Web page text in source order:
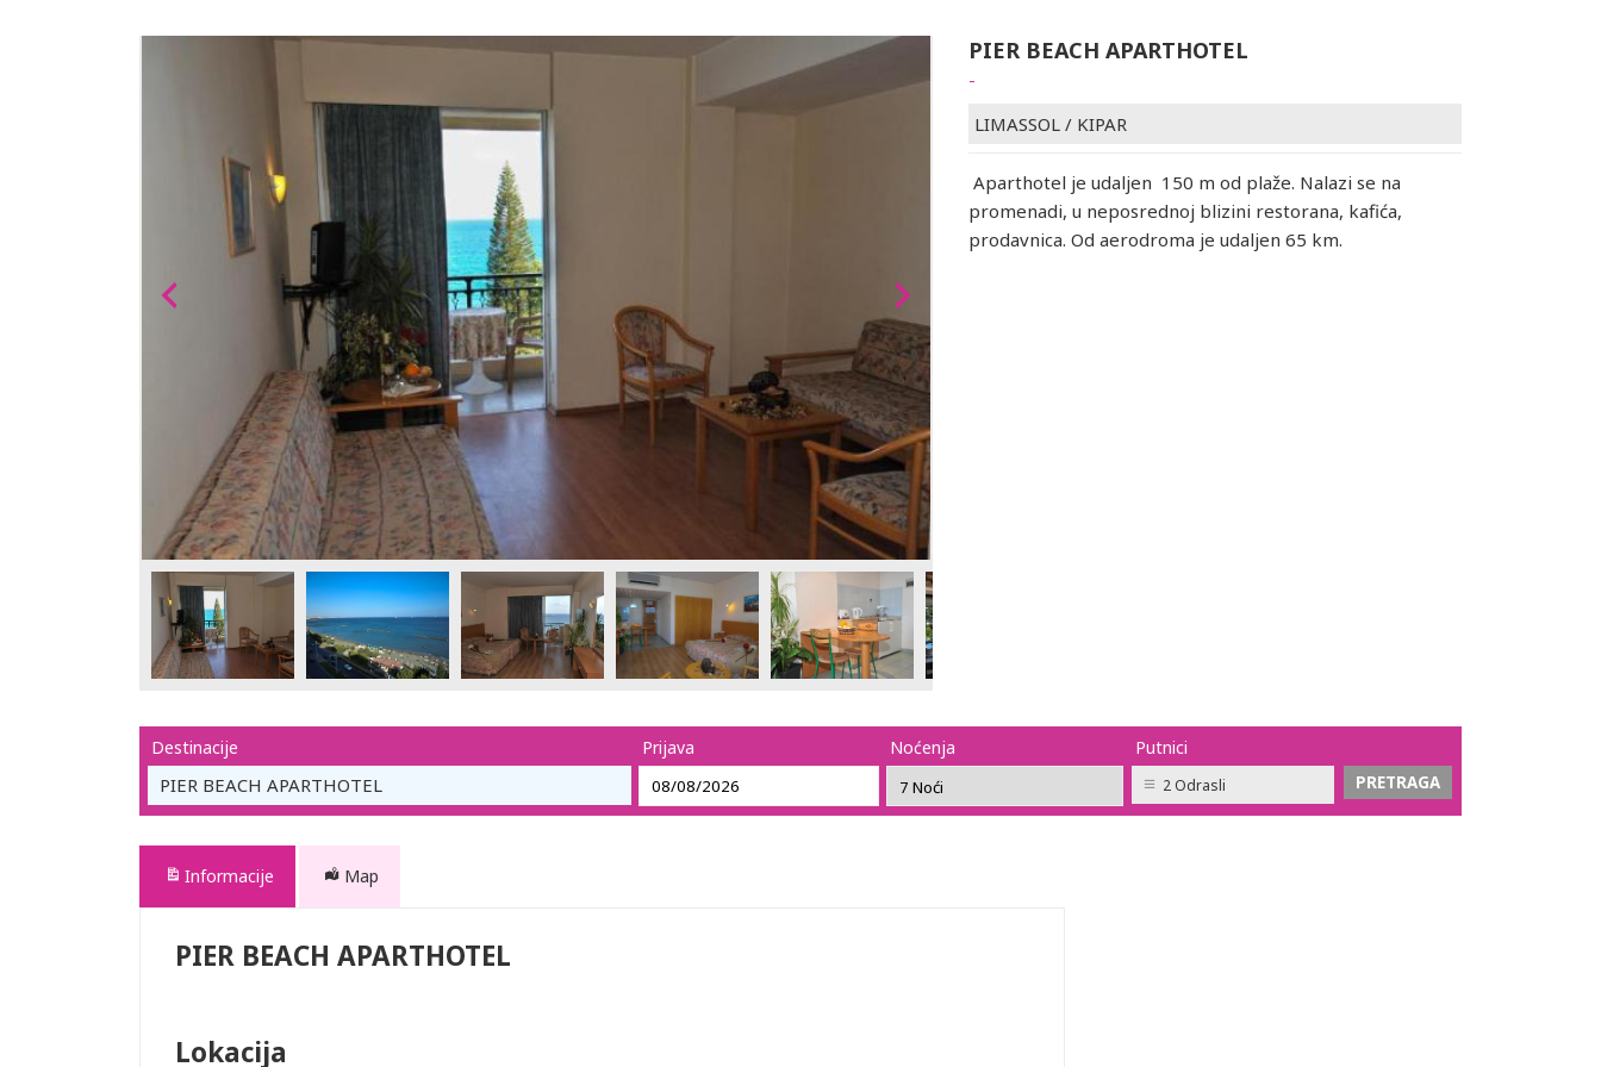
PIER BEACH APARTHOTEL
-
LIMASSOL / KIPAR
Aparthotel je udaljen 150 m od plaže. Nalazi se na
promenadi, u neposrednoj blizini restorana, kafića,
prodavnica. Od aerodroma je udaljen 65 km.
Destinacije
PIER BEACH APARTHOTEL
Prijava Noćenja Putnici
2 Odrasli
Informacije Map
PIER BEACH APARTHOTEL
Lokacija